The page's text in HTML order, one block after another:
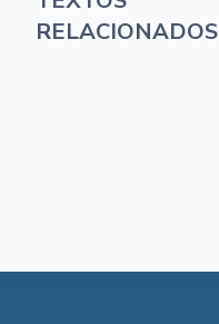
RELACIONADOS